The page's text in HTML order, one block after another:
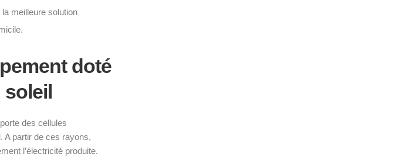
meilleure solution
doté
soleil
des cellules
A partir de ces rayons,
l’électricité produite.